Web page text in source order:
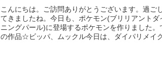
こんにちは。ご訪問ありがとうございます。過ご
てきましたね。今日も、ポケモン(ブリリアントダ
ニングパール)に登場するポケモンを作りました。
の作品☆ビッパ、ムックル今日は、ダイパリメイク